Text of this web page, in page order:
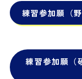
練習参加願（
練習参加願（